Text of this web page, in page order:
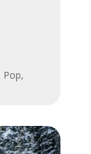
Pop,